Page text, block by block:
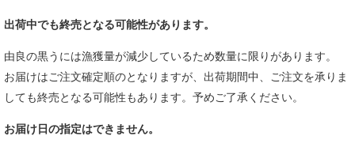
出荷中でも終売となる可能性があります。
由良の黒うには漁獲量が減少しているため数量に限りがあります。
お届けはご注文確定順のとなりますが、出荷期間中、ご注文を承りま
しても終売となる可能性もあります。予めご了承ください。
お届け日の指定はできません。